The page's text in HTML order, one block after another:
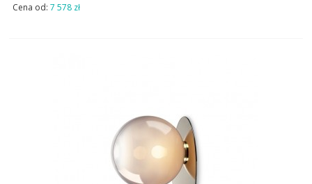
Cena od: 7 578 zł